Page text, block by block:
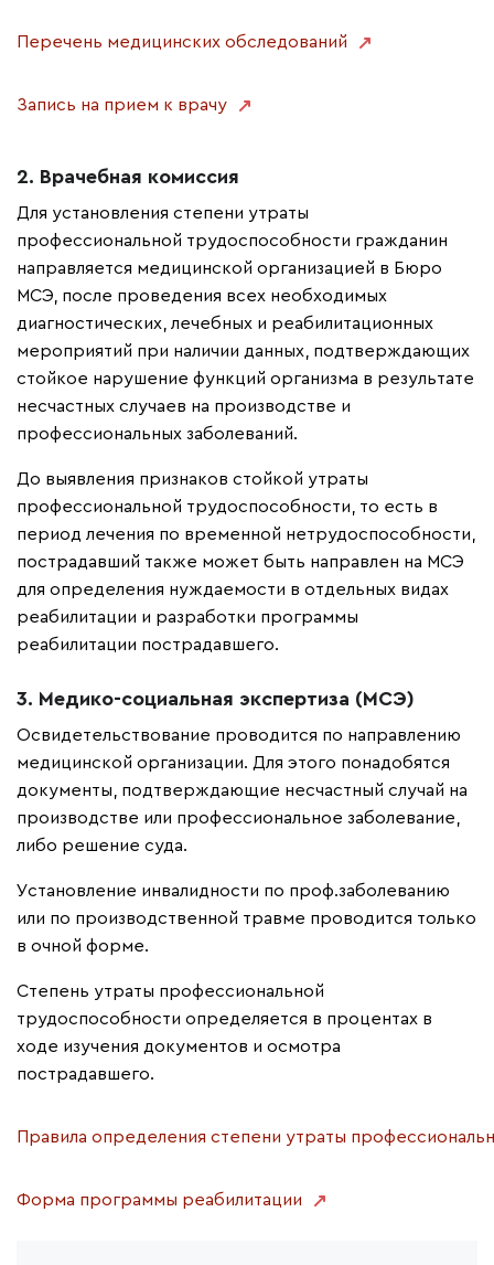
Перечень медицинских обследований
Запись на прием к врачу
2. Врачебная комиссия
Для установления степени утраты
профессиональной трудоспособности гражданин
направляется медицинской организацией в Бюро
МСЭ, после проведения всех необходимых
диагностических, лечебных и реабилитационных
мероприятий при наличии данных, подтверждающих
стойкое нарушение функций организма в результате
несчастных случаев на производстве и
профессиональных заболеваний.
До выявления признаков стойкой утраты
профессиональной трудоспособности, то есть в
период лечения по временной нетрудоспособности,
пострадавший также может быть направлен на МСЭ
для определения нуждаемости в отдельных видах
реабилитации и разработки программы
реабилитации пострадавшего.
3. Медико-социальная экспертиза (МСЭ)
Освидетельствование проводится по направлению
медицинской организации. Для этого понадобятся
документы, подтверждающие несчастный случай на
производстве или профессиональное заболевание,
либо решение суда.
Установление инвалидности по проф.заболеванию
или по производственной травме проводится только
в очной форме.
Степень утраты профессиональной
трудоспособности определяется в процентах в
ходе изучения документов и осмотра
пострадавшего.
Правила определения степени утраты
Форма программы реабилитации